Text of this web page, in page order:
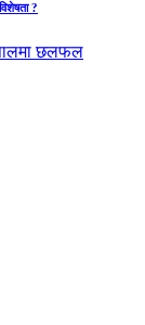
?